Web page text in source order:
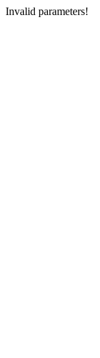
Invalid parameters!